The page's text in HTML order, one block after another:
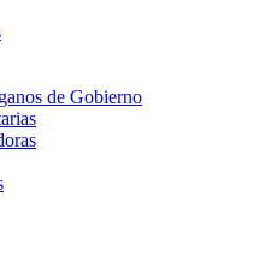
de Gobierno